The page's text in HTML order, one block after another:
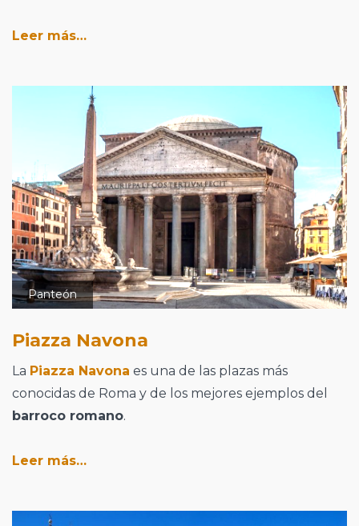
Leer más…
Panteón
Piazza Navona
La Piazza Navona es una de las plazas más
conocidas de Roma y de los mejores ejemplos del
barroco romano.
Leer más…